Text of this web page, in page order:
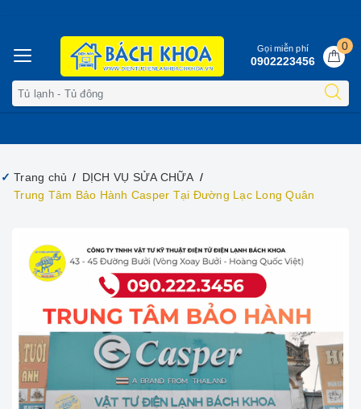
0
Gọi miễn phí
0902223456
Trang chủ
DỊCH VỤ SỬA CHỮA
Trung Tâm Bảo Hành Casper Tại Đường Lạc Long Quân